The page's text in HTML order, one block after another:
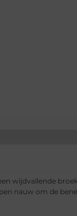
wijdvallende
nauw om de